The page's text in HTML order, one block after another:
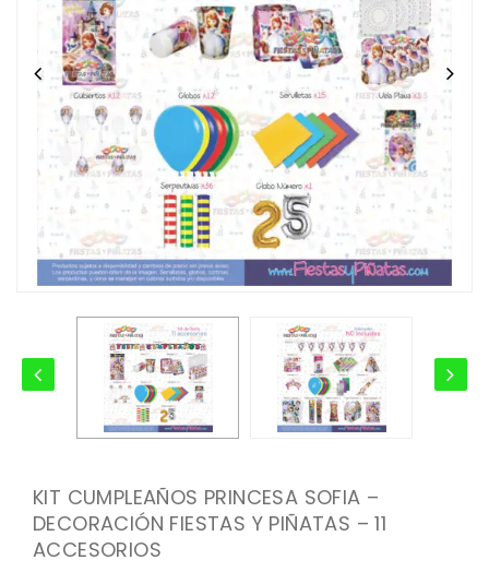
KIT CUMPLEAÑOS PRINCESA SOFIA –
DECORACIÓN FIESTAS Y PIÑATAS – 11
ACCESORIOS